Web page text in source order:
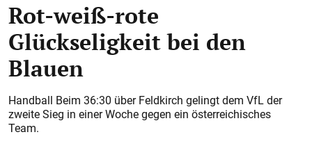
Rot-weiß-rote
Glückseligkeit bei den
Blauen
Handball Beim 36:30 über Feldkirch gelingt dem VfL der
zweite Sieg in einer Woche gegen ein österreichisches
Team.